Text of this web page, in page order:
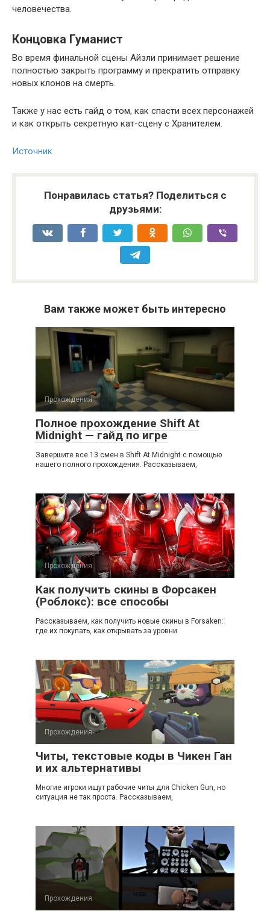
человечества.
Концовка Гуманист
Во время финальной сцены Айзли принимает решение
полностью закрыть программу и прекратить отправку
новых клонов на смерть.
Также у нас есть гайд о том, как спасти всех персонажей
и как открыть секретную кат-сцену с Хранителем.
Источник
Понравилась статья? Поделиться с
друзьями:
Вам также может быть интересно
Прохождения
Полное прохождение Shift At
Midnight — гайд по игре
Завершите все 13 смен в Shift At Midnight с помощью
нашего полного прохождения. Рассказываем,
Прохождения
Как получить скины в Форсакен
(Роблокс): все способы
Рассказываем, как получить новые скины в Forsaken:
где их покупать, как открывать за уровни
Прохождения
Читы, текстовые коды в Чикен Ган
и их альтернативы
Многие игроки ищут рабочие читы для Chicken Gun, но
ситуация не так проста. Рассказываем,
Прохождения